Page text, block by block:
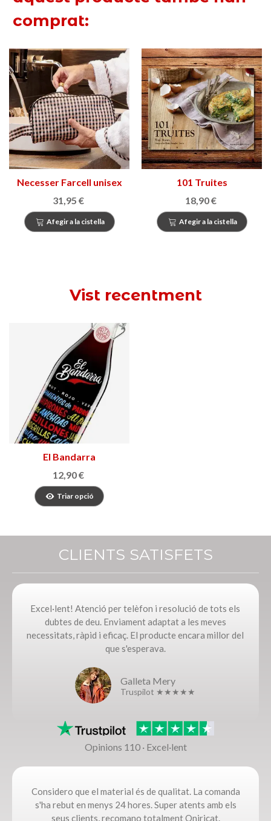
comprat:
Necesser Farcell unisex
31,95 €
Afegir a la cistella
101 Truites
18,90 €
Afegir a la cistella
Vist recentment
El Bandarra
12,90 €
Triar opció
CLIENTS SATISFETS
Excel·lent! Atenció per telèfon i resolució de tots els
dubtes de deu. Enviament adaptat a les meves
necessitats, ràpid i eficaç. El producte encara millor del
que s'esperava.
Galleta Mery
Truspilot ★★★★★
Opinions 110 · Excel·lent
Considero que el material és de qualitat. La comanda
s'ha rebut en menys 24 hores. Super atents amb els
seus clients, recomano totalment Oniricat.